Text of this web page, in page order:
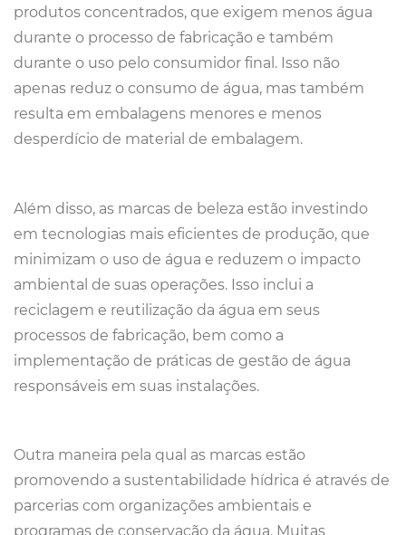
produtos concentrados, que exigem menos água
durante o processo de fabricação e também
durante o uso pelo consumidor final. Isso não
apenas reduz o consumo de água, mas também
resulta em embalagens menores e menos
desperdício de material de embalagem.
Além disso, as marcas de beleza estão investindo
em tecnologias mais eficientes de produção, que
minimizam o uso de água e reduzem o impacto
ambiental de suas operações. Isso inclui a
reciclagem e reutilização da água em seus
processos de fabricação, bem como a
implementação de práticas de gestão de água
responsáveis em suas instalações.
Outra maneira pela qual as marcas estão
promovendo a sustentabilidade hídrica é através de
parcerias com organizações ambientais e
programas de conservação da água. Muitas